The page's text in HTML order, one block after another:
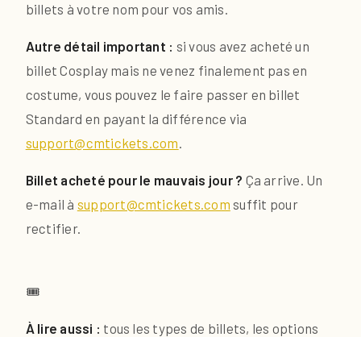
billets à votre nom pour vos amis.
Autre détail important : si vous avez acheté un
billet Cosplay mais ne venez finalement pas en
costume, vous pouvez le faire passer en billet
Standard en payant la différence via
support@cmtickets.com.
Billet acheté pour le mauvais jour ? Ça arrive. Un
e-mail à support@cmtickets.com suffit pour
rectifier.
🎟️
À lire aussi : tous les types de billets, les options